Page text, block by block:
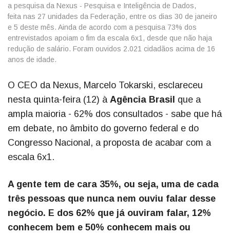
a pesquisa da Nexus - Pesquisa e Inteligência de Dados,
feita nas 27 unidades da Federação, entre os dias 30 de janeiro
e 5 deste mês. Ainda de acordo com a pesquisa 73% dos
entrevistados apoiam o fim da escala 6x1, desde que não haja
redução de salário. Foram ouvidos 2.021 cidadãos acima de 16
anos de idade.
O CEO da Nexus, Marcelo Tokarski, esclareceu
nesta quinta-feira (12) à Agência Brasil que a
ampla maioria - 62% dos consultados - sabe que há
em debate, no âmbito do governo federal e do
Congresso Nacional, a proposta de acabar com a
escala 6x1.
A gente tem de cara 35%, ou seja, uma de cada
três pessoas que nunca nem ouviu falar desse
negócio. E dos 62% que já ouviram falar, 12%
conhecem bem e 50% conhecem mais ou